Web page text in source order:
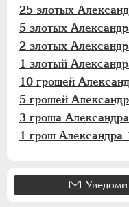
25 злотых
5 злотых
2 злотых
1 злотый
10 грошей
5 грошей
3 гроша
1 грош Александра
ИНОСТРАННЫЕ